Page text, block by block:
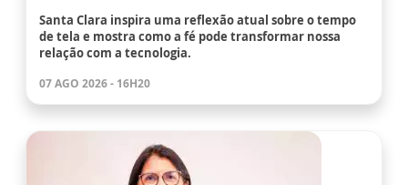
Santa Clara inspira uma reflexão atual sobre o tempo
de tela e mostra como a fé pode transformar nossa
relação com a tecnologia.
07 AGO 2026 - 16H20